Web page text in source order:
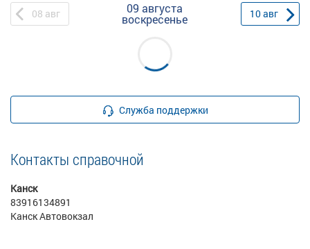
08 авг 09 августа
воскресенье 10авг
Служба поддержки
Контакты справочной
Канск
83916134891
Канск Автовокзал